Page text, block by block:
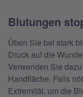
Blutungen
Üben Sie bei stark
Druck auf die
Verwenden Sie
Handfläche. Falls
Extremität, um die